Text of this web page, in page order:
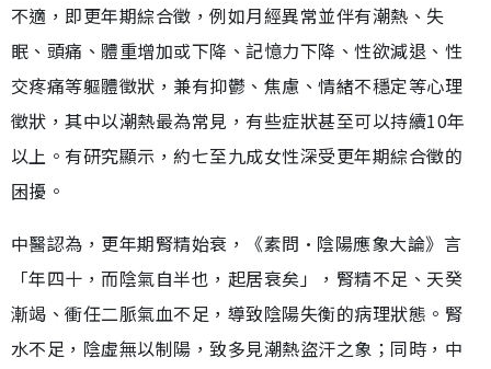
不適，即更年期綜合徵，例如月經異常並伴有潮熱、失
眠、頭痛、體重增加或下降、記憶力下降、性欲減退、性
交疼痛等軀體徵狀，兼有抑鬱、焦慮、情緒不穩定等心理
徵狀，其中以潮熱最為常見，有些症狀甚至可以持續10年
以上。有研究顯示，約七至九成女性深受更年期綜合徵的
困擾。
中醫認為，更年期腎精始衰，《素問·陰陽應象大論》言
「年四十，而陰氣自半也，起居衰矣」，腎精不足、天癸
漸竭、衝任二脈氣血不足，導致陰陽失衡的病理狀態。腎
水不足，陰虛無以制陽，致多見潮熱盜汗之象；同時，中